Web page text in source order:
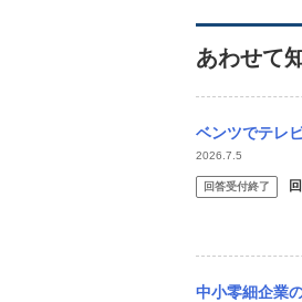
あわせて
ベンツでテレビって見
2026.7.5
回答受付終了
中小零細企業の社長って、ど